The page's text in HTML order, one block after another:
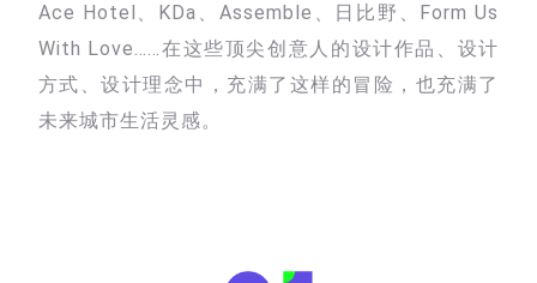
Ace Hotel、KDa、Assemble、日比野、Form Us
With Love……在这些顶尖创意人的设计作品、设计
方式、设计理念中，充满了这样的冒险，也充满了
未来城市生活灵感。